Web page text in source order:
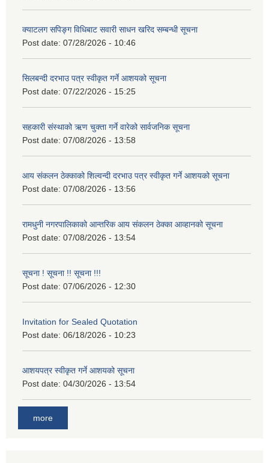
क्याटलग सपिङ्ग विधिबाट सवारी साधन खरिद सम्बन्धी सूचना
Post date: 07/28/2026 - 10:46
सिलबन्दी दरभाउ पत्र स्वीकृत गर्ने आशयको सूचना
Post date: 07/22/2026 - 15:25
सहकारी संस्थाको ऋण चुक्ता गर्ने वारेको सार्वजनिक सूचना
Post date: 07/08/2026 - 13:58
आय संकलन ठेक्काको शिल्वन्दी दरभाउ पत्र स्वीकृत गर्ने आशयको सूचना
Post date: 07/08/2026 - 13:56
रामधुनी नगरपालिकाको आन्तरिक आय संकलन ठेक्का आव्हानको सूचना
Post date: 07/08/2026 - 13:54
सूचना ! सूचना !! सूचना !!!
Post date: 07/06/2026 - 12:30
Invitation for Sealed Quotation
Post date: 06/18/2026 - 10:23
आशयपत्र स्वीकृत गर्ने आशयको सूचना
Post date: 04/30/2026 - 13:54
more